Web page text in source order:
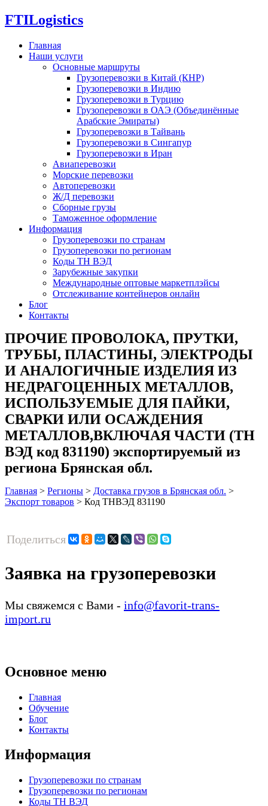
FTILogistics
Главная
Наши услуги
Основные маршруты
Грузоперевозки в Китай (КНР)
Грузоперевозки в Индию
Грузоперевозки в Турцию
Грузоперевозки в ОАЭ (Объединённые
Арабские Эмираты)
Грузоперевозки в Тайвань
Грузоперевозки в Сингапур
Грузоперевозки в Иран
Авиаперевозки
Морские перевозки
Автоперевозки
Ж/Д перевозки
Сборные грузы
Таможенное оформление
Информация
Грузоперевозки по странам
Грузоперевозки по регионам
Коды ТН ВЭД
Зарубежные закупки
Международные оптовые маркетплэйсы
Отслеживание контейнеров онлайн
Блог
Контакты
ПРОЧИЕ ПРОВОЛОКА, ПРУТКИ,
ТРУБЫ, ПЛАСТИНЫ, ЭЛЕКТРОДЫ
И АНАЛОГИЧНЫЕ ИЗДЕЛИЯ ИЗ
НЕДРАГОЦЕННЫХ МЕТАЛЛОВ,
ИСПОЛЬЗУЕМЫЕ ДЛЯ ПАЙКИ,
СВАРКИ ИЛИ ОСАЖДЕНИЯ
МЕТАЛЛОВ,ВКЛЮЧАЯ ЧАСТИ (ТН
ВЭД код 831190) экспортируемый из
региона Брянская обл.
Главная > Регионы > Доставка грузов в Брянская обл. >
Экспорт товаров > Код ТНВЭД 831190
Поделиться
Заявка на грузоперевозки
Мы свяжемся с Вами - info@favorit-trans-
import.ru
Основное меню
Главная
Обучение
Блог
Контакты
Информация
Грузоперевозки по странам
Грузоперевозки по регионам
Коды ТН ВЭД